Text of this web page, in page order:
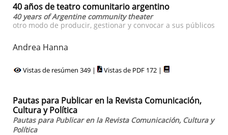
40 años de teatro comunitario argentino
40 years of Argentine community theater
otro modo de producir, gestionar y convocar a sus públicos
Andrea Hanna
Vistas de resúmen 349 | Vistas de PDF 172 |
Pautas para Publicar en la Revista Comunicación,
Cultura y Política
Pautas para Publicar en la Revista Comunicación, Cultura y
Política